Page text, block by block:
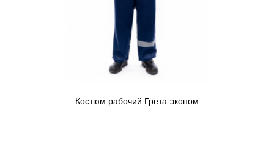
Костюм рабочий Грета-эконом